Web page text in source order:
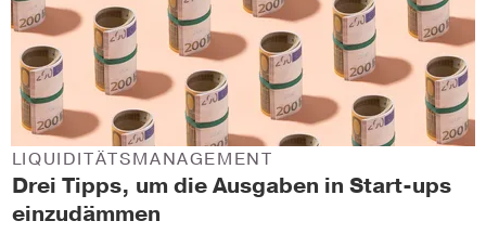
Drei Tipps, um die Ausgaben in Start-ups
einzudämmen
LIQUIDITÄTSMANAGEMENT